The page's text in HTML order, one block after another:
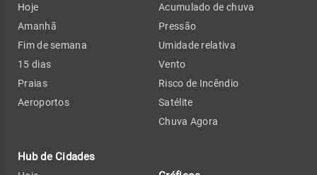
Hoje
Amanhã
Fim de semana
15 dias
Praias
Aeroportos
Hub de Cidades
Acumulado de chuva
Pressão
Umidade relativa
Vento
Risco de Incêndio
Satélite
Chuva Agora